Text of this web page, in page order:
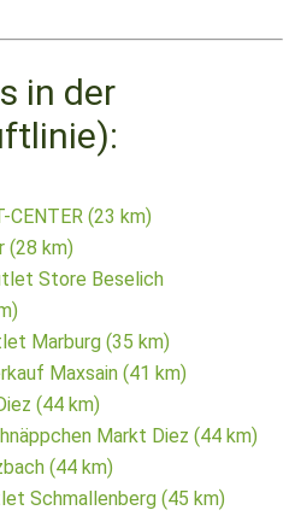
in der
CENTER (23 km)
(28 km)
Store Beselich
Marburg (35 km)
Maxsain (41 km)
(44 km)
Markt Diez (44 km)
(44 km)
Schmallenberg (45 km)